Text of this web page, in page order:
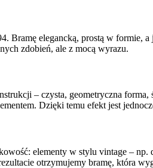
Bramę elegancką, prostą w formie,
zdobień, ale z mocą wyrazu.
– czysta, geometryczna forma,
Dzięki temu efekt jest
elementy w stylu vintage –
otrzymujemy bramę, która